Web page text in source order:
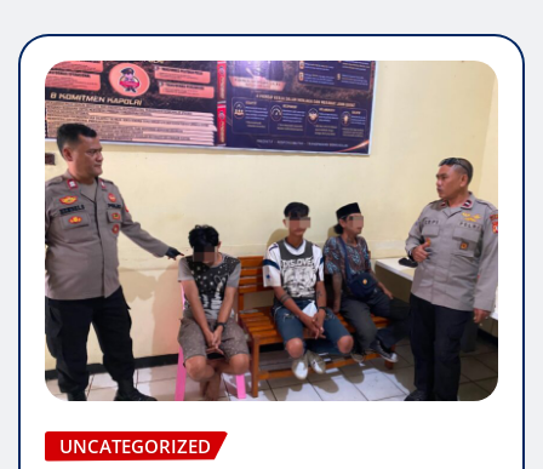
UNCATEGORIZED